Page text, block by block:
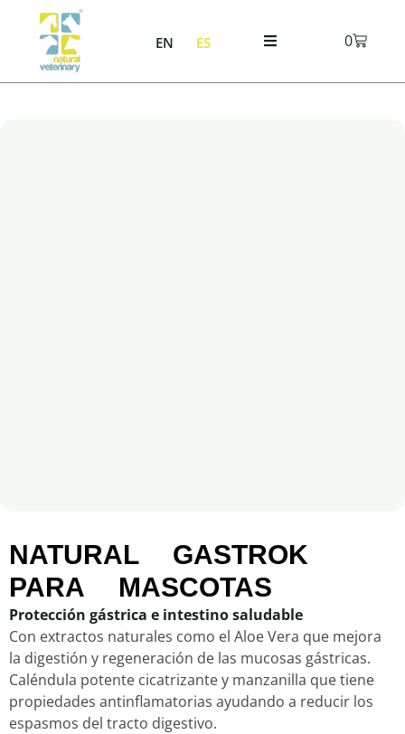
EN ES 0
NATURAL GASTROK
PARA MASCOTAS
Protección gástrica e intestino saludable
Con extractos naturales como el Aloe Vera que mejora
la digestión y regeneración de las mucosas gástricas.
Caléndula potente cicatrizante y manzanilla que tiene
propiedades antinflamatorias ayudando a reducir los
espasmos del tracto digestivo.